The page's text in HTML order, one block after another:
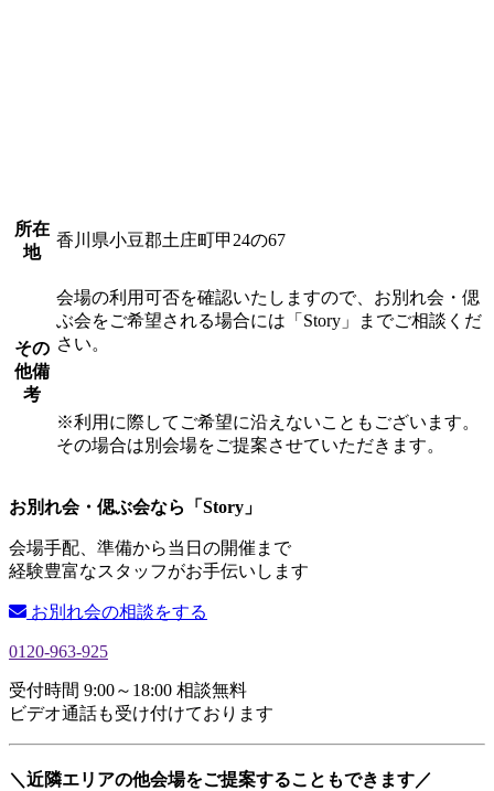
所在
地
香川県小豆郡土庄町甲24の67
その
他備
考
会場の利用可否を確認いたしますので、お別れ会・偲
ぶ会をご希望される場合には「Story」までご相談くだ
さい。
※利用に際してご希望に沿えないこともございます。
その場合は別会場をご提案させていただきます。
お別れ会・偲ぶ会なら「Story」
会場手配、準備から当日の開催まで
経験豊富なスタッフがお手伝いします
お別れ会の相談をする
0120-963-925
受付時間 9:00～18:00 相談無料
ビデオ通話も受け付けております
＼近隣エリアの他会場をご提案することもできます／